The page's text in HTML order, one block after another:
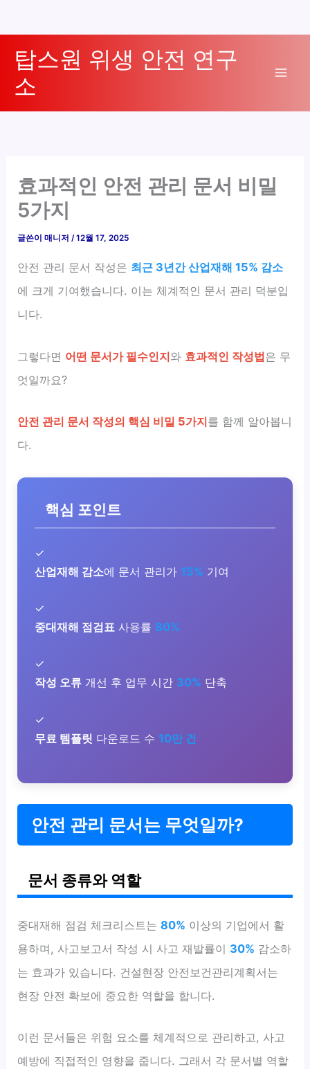
탑스원 위생 안전 연구
소
효과적인 안전 관리 문서 비밀
5가지
글쓴이매니저/12월 17, 2025
안전 관리 문서 작성은 최근 3년간 산업재해 15% 감소
에 크게 기여했습니다. 이는 체계적인 문서 관리 덕분입
니다.
그렇다면 어떤 문서가 필수인지와 효과적인 작성법은 무
엇일까요?
안전 관리 문서 작성의 핵심 비밀 5가지를 함께 알아봅니
다.
핵심 포인트
✓
산업재해 감소에 문서 관리가 15% 기여
✓
중대재해 점검표 사용률 80%
✓
작성 오류 개선 후 업무 시간 30% 단축
✓
무료 템플릿 다운로드 수 10만 건
안전 관리 문서는 무엇일까?
문서 종류와 역할
중대재해 점검 체크리스트는80% 이상의 기업에서 활
용하며, 사고보고서 작성 시 사고 재발률이 30% 감소하
는 효과가 있습니다. 건설현장 안전보건관리계획서는
현장 안전 확보에 중요한 역할을 합니다.
이런 문서들은 위험 요소를 체계적으로 관리하고, 사고
예방에 직접적인 영향을 줍니다. 그래서 각 문서별 역할